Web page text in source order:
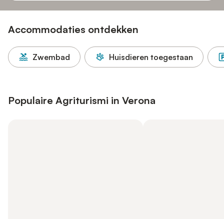
Accommodaties ontdekken
Zwembad Huisdieren toegestaan
Populaire Agriturismi in Verona